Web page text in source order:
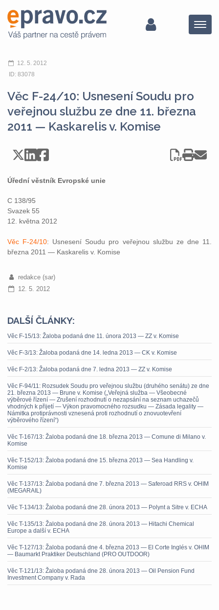
Menu
12. 5. 2012
ID: 83078
Věc F-24/10: Usnesení Soudu pro
veřejnou službu ze dne 11. března
2011 — Kaskarelis v. Komise
Úřední věstník Evropské unie
C 138/95
Svazek 55
12. května 2012
Věc F-24/10: Usnesení Soudu pro veřejnou službu ze dne 11.
března 2011 — Kaskarelis v. Komise
redakce (sar)
12. 5. 2012
DALŠÍ ČLÁNKY:
Věc F-15/13: Žaloba podaná dne 11. února 2013 — ZZ v. Komise
Věc F-3/13: Žaloba podaná dne 14. ledna 2013 — CK v. Komise
Věc F-2/13: Žaloba podaná dne 7. ledna 2013 — ZZ v. Komise
Věc F-94/11: Rozsudek Soudu pro veřejnou službu (druhého senátu) ze dne
21. března 2013 — Brune v. Komise („Veřejná služba — Všeobecné
výběrové řízení — Zrušení rozhodnutí o nezapsání na seznam uchazečů
vhodných k přijetí — Výkon pravomocného rozsudku — Zásada legality —
Námitka protiprávnosti vznesená proti rozhodnutí o znovuotevření
výběrového řízení“)
Věc T-167/13: Žaloba podaná dne 18. března 2013 — Comune di Milano v.
Komise
Věc T-152/13: Žaloba podaná dne 15. března 2013 — Sea Handling v.
Komise
Věc T-137/13: Žaloba podaná dne 7. března 2013 — Saferoad RRS v. OHIM
(MEGARAIL)
Věc T-134/13: Žaloba podaná dne 28. února 2013 — Polynt a Sitre v. ECHA
Věc T-135/13: Žaloba podaná dne 28. února 2013 — Hitachi Chemical
Europe a další v. ECHA
Věc T-127/13: Žaloba podaná dne 4. března 2013 — El Corte Inglés v. OHIM
— Baumarkt Praktiker Deutschland (PRO OUTDOOR)
Věc T-121/13: Žaloba podaná dne 28. února 2013 — Oil Pension Fund
Investment Company v. Rada